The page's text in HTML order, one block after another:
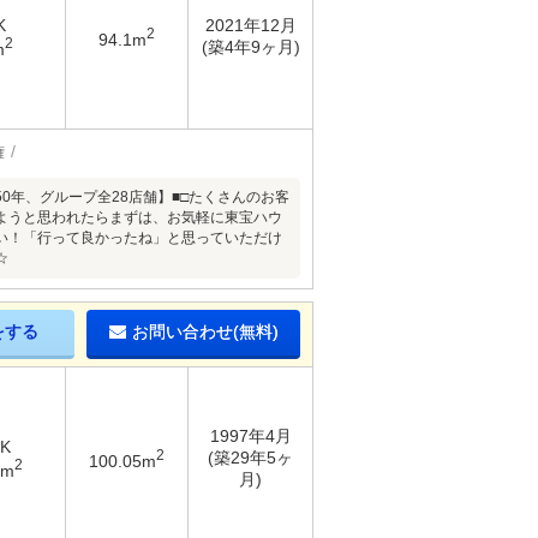
2 94.1m2
2021年12月
(築4年9ヶ月)
年、グループ全28店舗】■□たくさんのお客
と思われたらまずは、お気軽に東宝ハウ
「行って良かったね」と思っていただけ
する お問い合わせ(無料)
2 100.05m2
1997年4月
(築29年5ヶ
月)